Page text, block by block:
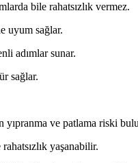
bile rahatsızlık vermez.
uyum sağlar.
adımlar sunar.
sağlar.
yıpranma ve patlama riski
yaşanabilir.